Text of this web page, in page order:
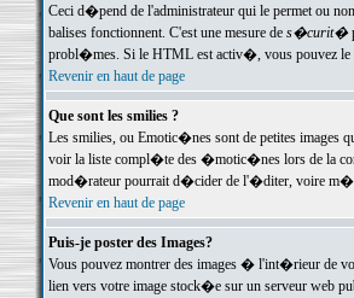
Ceci d�pend de l'administrateur qui le permet ou
balises fonctionnent. C'est une mesure de s�curit�
probl�mes. Si le HTML est activ�, vous pouvez le
Revenir en haut de page
Que sont les smilies ?
Les smilies, ou Emotic�nes sont de petites images
voir la liste compl�te des �motic�nes lors de la
mod�rateur pourrait d�cider de l'�diter, voire
Revenir en haut de page
Puis-je poster des Images?
Vous pouvez montrer des images � l'int�rieur de
lien vers votre image stock�e sur un serveur web